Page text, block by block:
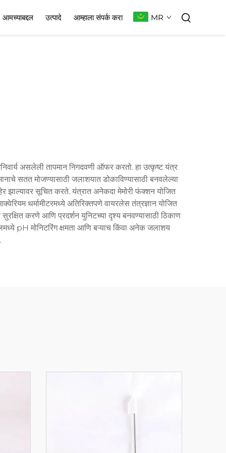
आमच्याबद्दल उत्पादे आम्हाला संपर्क करा MR
असलेली तापमान निगदवणी ऑफर करतो. हा उत्कृष्ट यंत्र
सतत मोजण्यासाठी जलाशयात डोकाविण्यासाठी बनवलेल्या
झाल्यावर सूचित करते. यंत्रात अनेकदा मेमोरी फंक्शन योजित
थर्मामीटरमध्ये अतिरिक्तपणे वायरलेस तंत्रज्ञान योजित
करणे आणि प्रदर्शन युनिटच्या दृश्य बनवण्यासाठी ठिकाण
pH मोनिटरिंग क्षमता आणि बऱ्याच किंवा अनेक जलाशय